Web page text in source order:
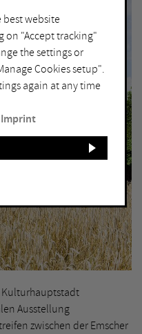
Kulturhauptstadt
Ausstellung
zwischen der Emscher
best website
on "Accept tracking"
the settings or
Cookies setup".
again at any time
Imprint